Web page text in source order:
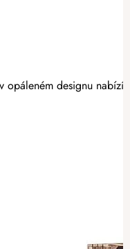
opáleném designu